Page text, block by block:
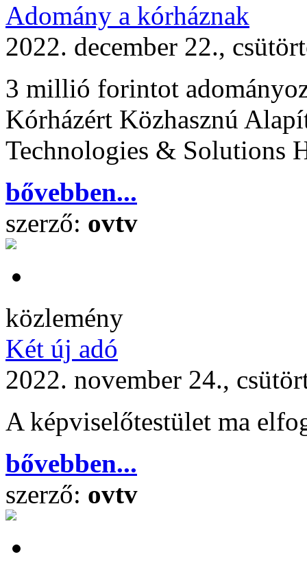
Adomány a kórháznak
2022. december 22.,
3 millió forintot
Kórházért Közhasznú
Technologies & Solutions
bővebben...
szerző: ovtv
közlemény
Két új adó
2022. november 24.,
A képviselőtestület ma
bővebben...
szerző: ovtv